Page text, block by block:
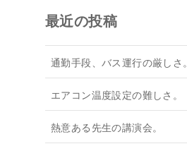
最近の投稿
通勤手段、バス運行の厳しさ。
エアコン温度設定の難しさ。
熱意ある先生の講演会。